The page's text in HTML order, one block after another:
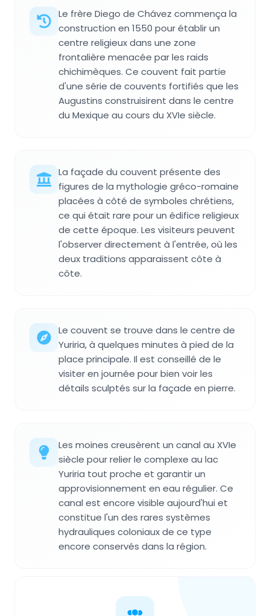
Le frère Diego de Chávez commença la
construction en 1550 pour établir un
centre religieux dans une zone
frontalière menacée par les raids
chichimèques. Ce couvent fait partie
d'une série de couvents fortifiés que les
Augustins construisirent dans le centre
du Mexique au cours du XVIe siècle.
La façade du couvent présente des
figures de la mythologie gréco-romaine
placées à côté de symboles chrétiens,
ce qui était rare pour un édifice religieux
de cette époque. Les visiteurs peuvent
l'observer directement à l'entrée, où les
deux traditions apparaissent côte à
côte.
Le couvent se trouve dans le centre de
Yuriria, à quelques minutes à pied de la
place principale. Il est conseillé de le
visiter en journée pour bien voir les
détails sculptés sur la façade en pierre.
Les moines creusèrent un canal au XVIe
siècle pour relier le complexe au lac
Yuriria tout proche et garantir un
approvisionnement en eau régulier. Ce
canal est encore visible aujourd'hui et
constitue l'un des rares systèmes
hydrauliques coloniaux de ce type
encore conservés dans la région.